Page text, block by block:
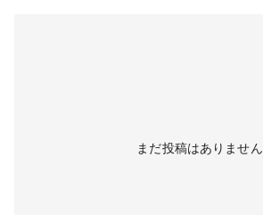
まだ投稿はありません